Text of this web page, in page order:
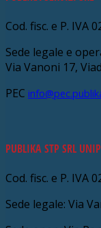
Cod. fisc. e P. IVA
Sede legale e
Via Vanoni 17,
PEC
PUBLIKA STP SRL
Cod. fisc. e P. IVA
Sede legale: Via